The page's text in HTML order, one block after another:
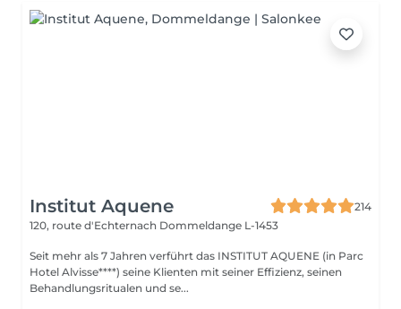
Institut Aquene
214
120, route d'Echternach Dommeldange L-1453
Seit mehr als 7 Jahren verführt das INSTITUT AQUENE (in Parc
Hotel Alvisse****) seine Klienten mit seiner Effizienz, seinen
Behandlungsritualen und se...